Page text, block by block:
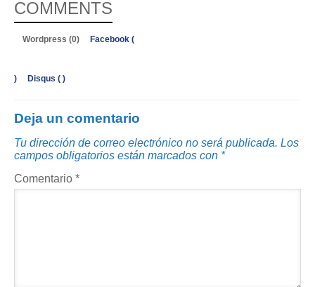
COMMENTS
Wordpress (0) Facebook (
) Disqus ( )
Deja un comentario
Tu dirección de correo electrónico no será publicada. Los
campos obligatorios están marcados con *
Comentario *